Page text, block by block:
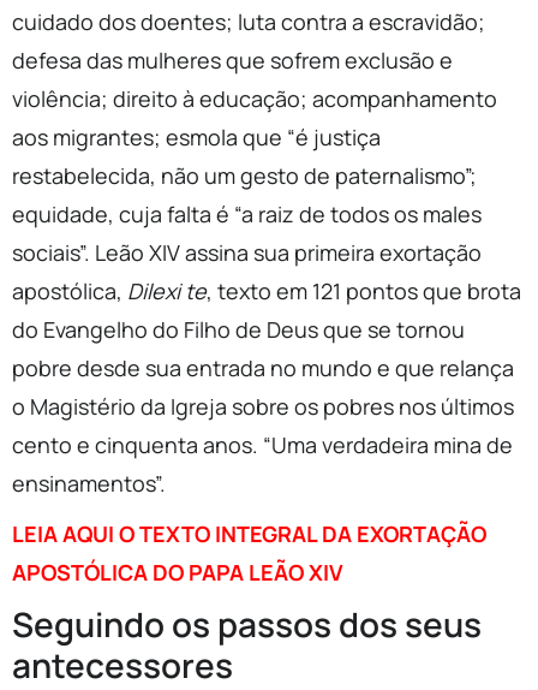
cuidado dos doentes; luta contra a escravidão;
defesa das mulheres que sofrem exclusão e
violência; direito à educação; acompanhamento
aos migrantes; esmola que “é justiça
restabelecida, não um gesto de paternalismo”;
equidade, cuja falta é “a raiz de todos os males
sociais”. Leão XIV assina sua primeira exortação
apostólica, Dilexi te, texto em 121 pontos que brota
do Evangelho do Filho de Deus que se tornou
pobre desde sua entrada no mundo e que relança
o Magistério da Igreja sobre os pobres nos últimos
cento e cinquenta anos. “Uma verdadeira mina de
ensinamentos”.
LEIA AQUI O TEXTO INTEGRAL DA EXORTAÇÃO
APOSTÓLICA DO PAPA LEÃO XIV
Seguindo os passos dos seus
antecessores